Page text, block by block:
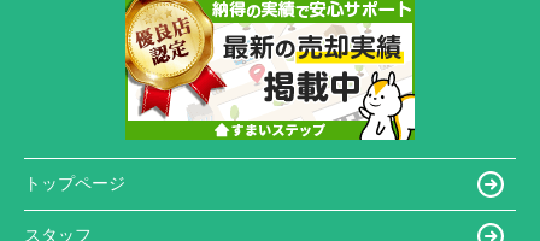
トップページ
スタッフ